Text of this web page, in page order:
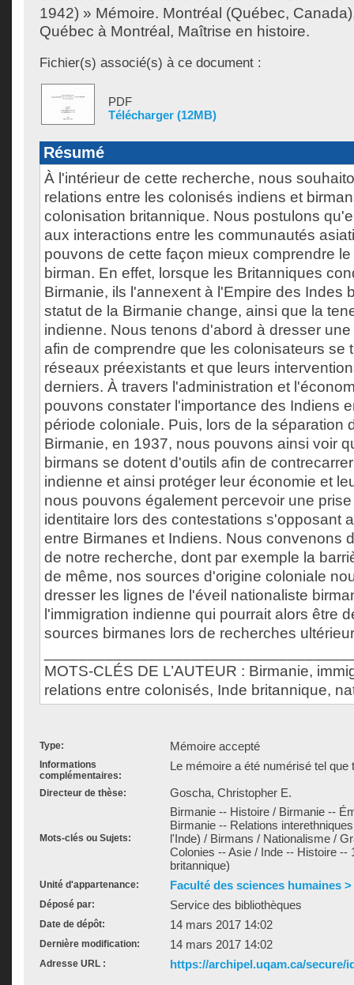
1942) » Mémoire. Montréal (Québec,
Québec à Montréal, Maîtrise en histoire.
Fichier(s) associé(s) à ce document :
PDF
Télécharger (12MB)
Résumé
À l'intérieur de cette recherche, nous
relations entre les colonisés indiens et
colonisation britannique. Nous postulons
aux interactions entre les communautés
pouvons de cette façon mieux comprendre
birman. En effet, lorsque les Britanniques
Birmanie, ils l'annexent à l'Empire des Indes
statut de la Birmanie change, ainsi que la
indienne. Nous tenons d'abord à dresser
afin de comprendre que les colonisateurs se
réseaux préexistants et que leurs
derniers. À travers l'administration et
pouvons constater l'importance des Indiens
période coloniale. Puis, lors de la séparation
Birmanie, en 1937, nous pouvons ainsi voir
birmans se dotent d'outils afin de
indienne et ainsi protéger leur économie et
nous pouvons également percevoir une
identitaire lors des contestations s'opposant
entre Birmanes et Indiens. Nous convenons
de notre recherche, dont par exemple la
de même, nos sources d'origine coloniale
dresser les lignes de l'éveil nationaliste
l'immigration indienne qui pourrait alors être
sources birmanes lors de recherches
MOTS-CLÉS DE L’AUTEUR : Birmanie,
relations entre colonisés, Inde britannique,
Type: Mémoire accepté
Informations
complémentaires:
Le mémoire a été numérisé tel que
Directeur de thèse: Goscha, Christopher E.
Mots-clés ou Sujets:
Birmanie -- Histoire / Birmanie --
Birmanie -- Relations
l'Inde) / Birmans / Nationalisme /
Colonies -- Asie / Inde -- Histoire --
britannique)
Unité d'appartenance: Faculté des sciences humaines
Déposé par: Service des bibliothèques
Date de dépôt: 14 mars 2017 14:02
Dernière modification: 14 mars 2017 14:02
Adresse URL : https://archipel.uqam.ca/secure/